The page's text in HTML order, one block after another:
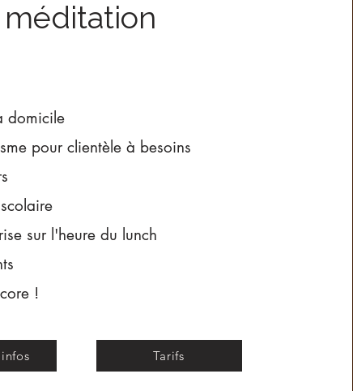
méditation
domicile
pour clientèle à besoins
sur l'heure du lunch
!
Tarifs